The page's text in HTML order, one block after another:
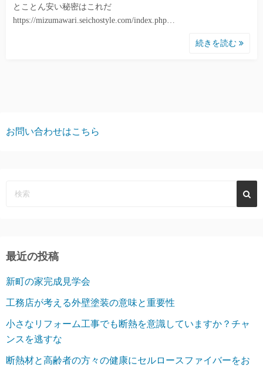
とことん安い秘密はこれだ
https://mizumawari.seichostyle.com/index.php…
続きを読む
お問い合わせはこちら
最近の投稿
新町の家完成見学会
工務店が考える外壁塗装の意味と重要性
小さなリフォーム工事でも断熱を意識していますか？チャ
ンスを逃すな
断熱材と高齢者の方々の健康にセルロースファイバーをお